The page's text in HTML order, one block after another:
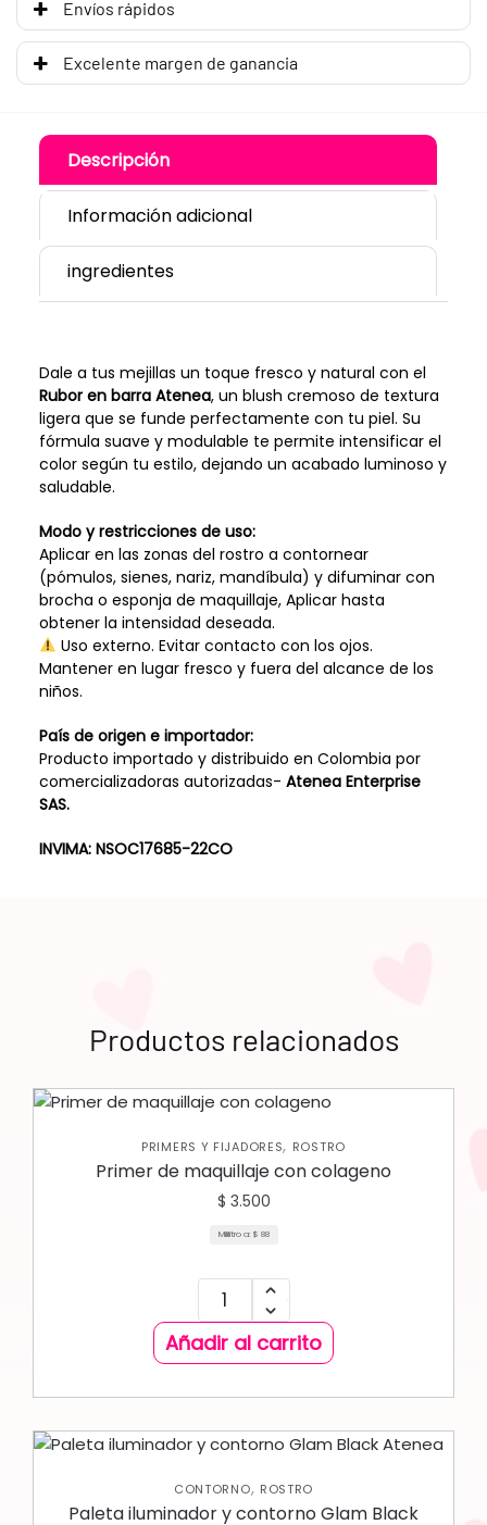
Envíos rápidos
Excelente margen de ganancia
Descripción
Información adicional
ingredientes
Dale a tus mejillas un toque fresco y natural con el
Rubor en barra Atenea, un blush cremoso de textura
ligera que se funde perfectamente con tu piel. Su
fórmula suave y modulable te permite intensificar el
color según tu estilo, dejando un acabado luminoso y
saludable.
Modo y restricciones de uso:
Aplicar en las zonas del rostro a contornear
(pómulos, sienes, nariz, mandíbula) y difuminar con
brocha o esponja de maquillaje, Aplicar hasta
obtener la intensidad deseada.
Uso externo. Evitar contacto con los ojos.
Mantener en lugar fresco y fuera del alcance de los
niños.
País de origen e importador:
Producto importado y distribuido en Colombia por
comercializadoras autorizadas- Atenea Enterprise
SAS.
INVIMA: NSOC17685-22CO
Productos relacionados
PRIMERS Y FIJADORES, ROSTRO
Primer de maquillaje con colageno
$ 3.500
Mililitro a: $ 88
Añadir al carrito
CONTORNO, ROSTRO
Paleta iluminador y contorno Glam Black